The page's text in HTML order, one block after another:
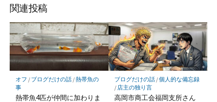
ア
マ
ー
ク
に
保
存
関連投稿
オフ / ブログだけの話/熱帯魚の
事
熱帯魚4匹が仲間に加わりま
ブログだけの話/個人的な備忘録
/ 店主の独り言
高岡市商工会福岡支所さん